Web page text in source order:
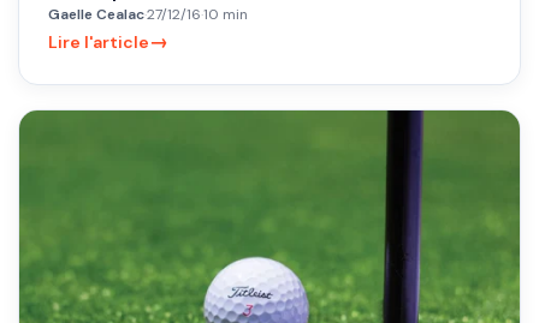
Gaelle Cealac·27/12/16·10 min
Lire l'article→